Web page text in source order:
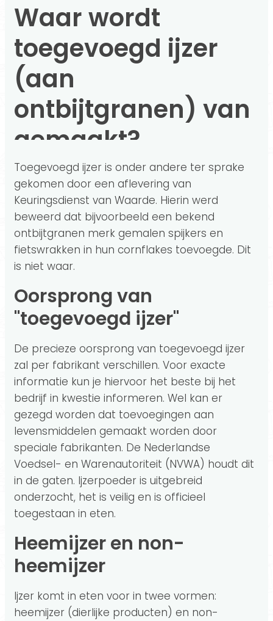
Waar wordt
toegevoegd ijzer
(aan
ontbijtgranen) van
gemaakt?
Toegevoegd ijzer is onder andere ter sprake
gekomen door een aflevering van
Keuringsdienst van Waarde. Hierin werd
beweerd dat bijvoorbeeld een bekend
ontbijtgranen merk gemalen spijkers en
fietswrakken in hun cornflakes toevoegde. Dit
is niet waar.
Oorsprong van
"toegevoegd ijzer"
De precieze oorsprong van toegevoegd ijzer
zal per fabrikant verschillen. Voor exacte
informatie kun je hiervoor het beste bij het
bedrijf in kwestie informeren. Wel kan er
gezegd worden dat toevoegingen aan
levensmiddelen gemaakt worden door
speciale fabrikanten. De Nederlandse
Voedsel- en Warenautoriteit (NVWA) houdt dit
in de gaten. Ijzerpoeder is uitgebreid
onderzocht, het is veilig en is officieel
toegestaan in eten.
Heemijzer en non-
heemijzer
Ijzer komt in eten voor in twee vormen:
heemijzer (dierlijke producten) en non-